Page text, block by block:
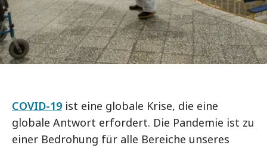
COVID-19 ist eine globale Krise, die eine
globale Antwort erfordert. Die Pandemie ist zu
einer Bedrohung für alle Bereiche unseres